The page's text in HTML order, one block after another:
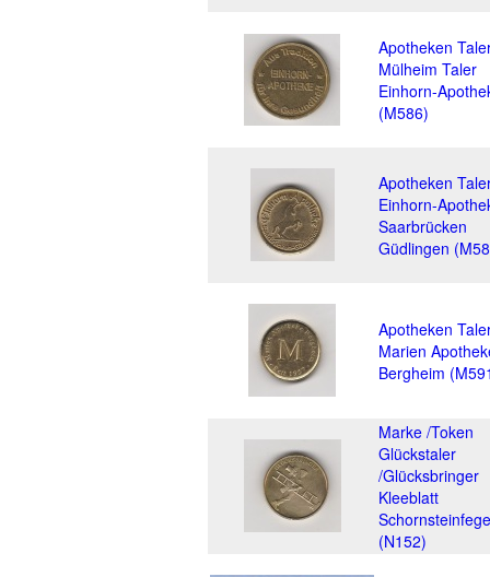
Apotheken
Mülheim Taler
Einhorn-
(M586)
Apotheken
Einhorn-
Saarbrücken
Güdlingen
Apotheken
Marien
Bergheim
Marke /Token
Glückstaler
/Glücksbringer
Kleeblatt
(N152)